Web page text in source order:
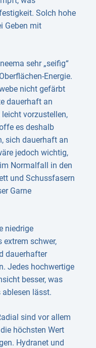
Solch hohe
Geben mit
sehr „seifig“
Energie.
nicht gefärbt
dauerhaft an
vorzustellen,
es deshalb
sich dauerhaft an
jedoch wichtig,
Normalfall in den
und Schussfasern
Garne
niedrige
extrem schwer,
dauerhafter
Jedes hochwertige
besser, was
lässt.
sind vor allem
höchsten Wert
Hydranet und